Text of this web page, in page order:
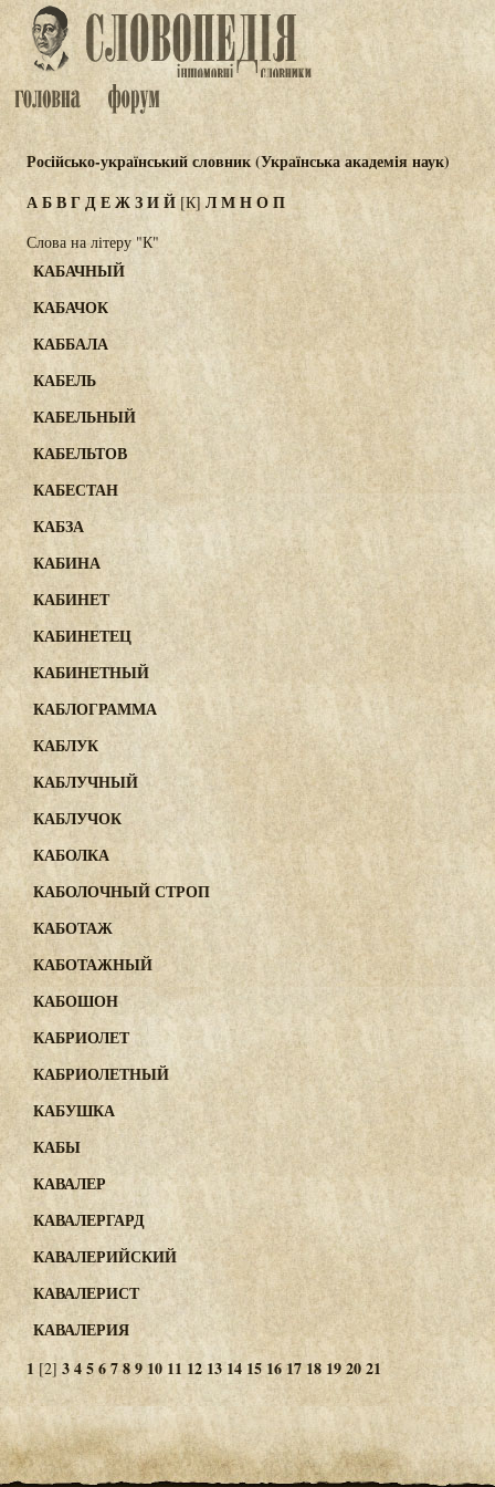
Російсько-український словник (Українська академія наук)
АБВГДЕЖЗИЙ [К]ЛМНОП
Слова на літеру "К"
КАБАЧНЫЙ
КАБАЧОК
КАББАЛА
КАБЕЛЬ
КАБЕЛЬНЫЙ
КАБЕЛЬТОВ
КАБЕСТАН
КАБЗА
КАБИНА
КАБИНЕТ
КАБИНЕТЕЦ
КАБИНЕТНЫЙ
КАБЛОГРАММА
КАБЛУК
КАБЛУЧНЫЙ
КАБЛУЧОК
КАБОЛКА
КАБОЛОЧНЫЙ СТРОП
КАБОТАЖ
КАБОТАЖНЫЙ
КАБОШОН
КАБРИОЛЕТ
КАБРИОЛЕТНЫЙ
КАБУШКА
КАБЫ
КАВАЛЕР
КАВАЛЕРГАРД
КАВАЛЕРИЙСКИЙ
КАВАЛЕРИСТ
КАВАЛЕРИЯ
1 [2] 345678910 1112 13 14 15 1617 18 192021